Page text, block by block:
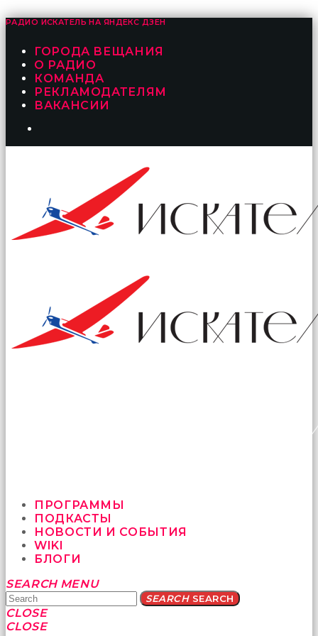
РАДИО ИСКАТЕЛЬ НА ЯНДЕКС ДЗЕН
ГОРОДА ВЕЩАНИЯ
О РАДИО
КОМАНДА
РЕКЛАМОДАТЕЛЯМ
ВАКАНСИИ
ПРОГРАММЫ
ПОДКАСТЫ
НОВОСТИ И СОБЫТИЯ
WIKI
БЛОГИ
Yatağa
bile
geçmeye
fırsat
SEARCH MENU
SEARCHSEARCH
CLOSE
CLOSE